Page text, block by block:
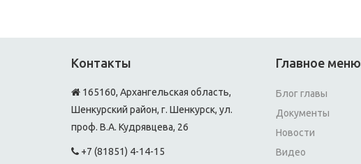
Контакты
165160, Архангельская область,
Шенкурский район, г. Шенкурск, ул.
проф. В.А. Кудрявцева, 26
+7 (81851) 4-14-15
Главное меню
Блог главы
Документы
Новости
Видео